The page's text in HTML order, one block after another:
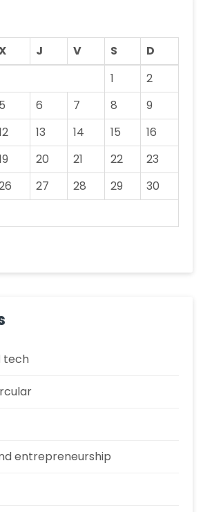
J V S
D
1
2
5 6 7 8
9
13 14 15
16
20 21 22
23
27 28 29
30
tech
entrepreneurship